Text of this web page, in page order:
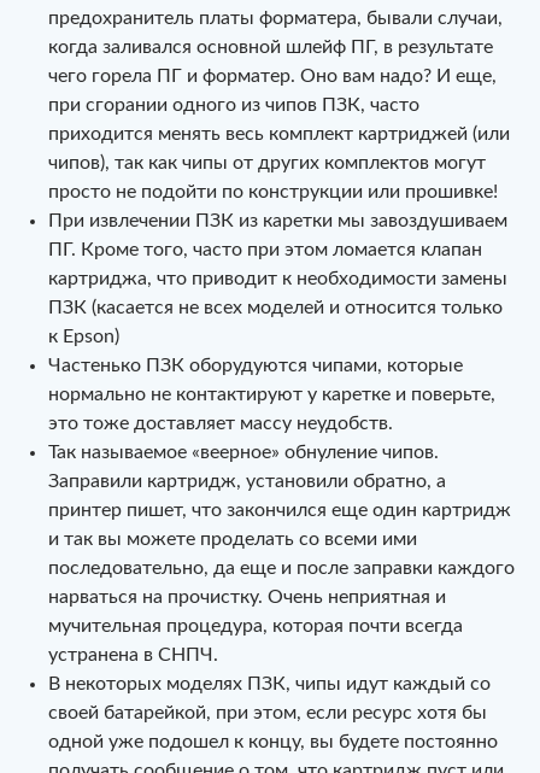
предохранитель платы форматера, бывали случаи,
когда заливался основной шлейф ПГ, в результате
чего горела ПГ и форматер. Оно вам надо? И еще,
при сгорании одного из чипов ПЗК, часто
приходится менять весь комплект картриджей (или
чипов), так как чипы от других комплектов могут
просто не подойти по конструкции или прошивке!
При извлечении ПЗК из каретки мы завоздушиваем
ПГ. Кроме того, часто при этом ломается клапан
картриджа, что приводит к необходимости замены
ПЗК (касается не всех моделей и относится только
к Epson)
Частенько ПЗК оборудуются чипами, которые
нормально не контактируют у каретке и поверьте,
это тоже доставляет массу неудобств.
Так называемое «веерное» обнуление чипов.
Заправили картридж, установили обратно, а
принтер пишет, что закончился еще один картридж
и так вы можете проделать со всеми ими
последовательно, да еще и после заправки каждого
нарваться на прочистку. Очень неприятная и
мучительная процедура, которая почти всегда
устранена в СНПЧ.
В некоторых моделях ПЗК, чипы идут каждый со
своей батарейкой, при этом, если ресурс хотя бы
одной уже подошел к концу, вы будете постоянно